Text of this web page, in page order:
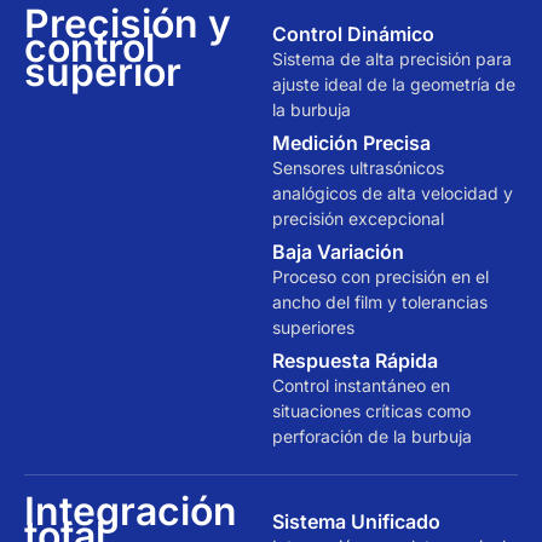
Precisión y
control
superior
Control Dinámico
Sistema de alta precisión para
ajuste ideal de la geometría de
la burbuja
Medición Precisa
Sensores ultrasónicos
analógicos de alta velocidad y
precisión excepcional
Baja Variación
Proceso con precisión en el
ancho del film y tolerancias
superiores
Respuesta Rápida
Control instantáneo en
situaciones críticas como
perforación de la burbuja
Integración Sistema Unificado